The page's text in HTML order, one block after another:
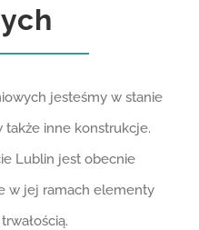
jesteśmy w stanie
inne konstrukcje.
Lublin jest obecnie
w jej ramach elementy